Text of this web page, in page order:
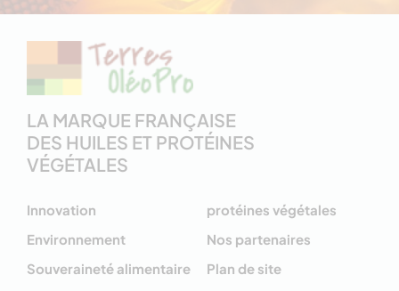
LA MARQUE FRANÇAISE
DES HUILES ET PROTÉINES
VÉGÉTALES
Innovation
Environnement
Souveraineté alimentaire
protéines végétales
Nos partenaires
Plan de site